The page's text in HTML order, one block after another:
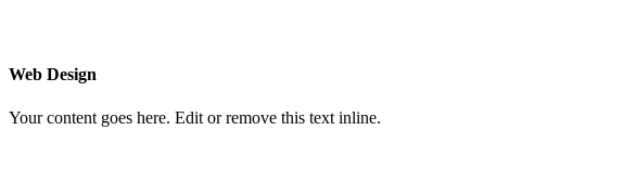
Web Design
Your content goes here. Edit or remove this text inline.